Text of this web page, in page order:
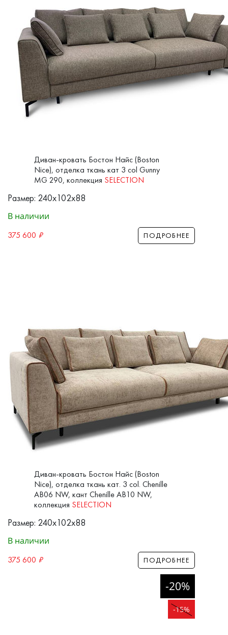
Диван-кровать Бостон Найс (Boston
Nice), отделка ткань кат 3 col Gunny
MG 290, коллекция SELECTION
Размер: 240x102x88
В наличии
375 600 ₽ ПОДРОБНЕЕ
Диван-кровать Бостон Найс (Boston
Nice), отделка ткань кат. 3 col. Chenille
AB06 NW, кант Chenille AB10 NW,
коллекция SELECTION
Размер: 240x102x88
В наличии
375 600 ₽ ПОДРОБНЕЕ
-20%
-15%